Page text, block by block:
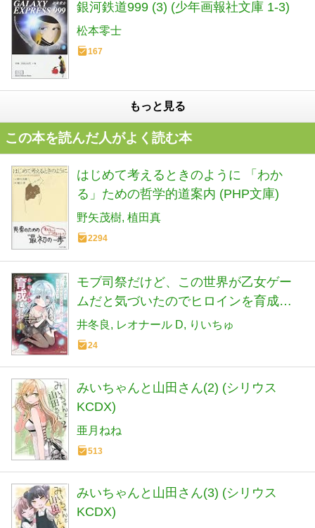
銀河鉄道999 (3) (少年画報社文庫 1-3)
松本零士
167
もっと見る
この本を読んだ人がよく読む本
はじめて考えるときのように 「わか
る」ための哲学的道案内 (PHP文庫)
野矢茂樹 植田真
2294
モブ司祭だけど、この世界が乙女ゲー
ムだと気づいたのでヒロインを育成し
ます 1 (MFコミックス)
井冬良 レオナール D りいちゅ
24
みいちゃんと山田さん(2) (シリウス
KCDX)
亜月ねね
513
みいちゃんと山田さん(3) (シリウス
KCDX)